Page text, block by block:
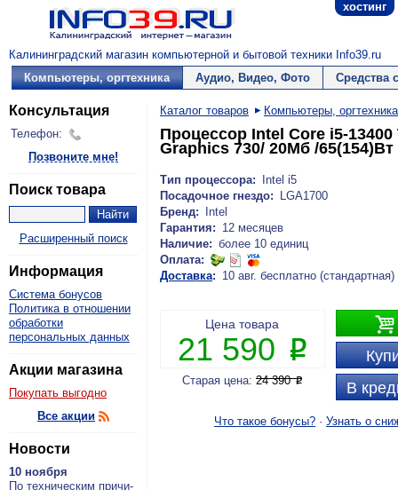
хостинг
Калининградский магазин компьютерной и бытовой техники Info39.ru
Компьютеры, оргтехника
Аудио, Видео, Фото Средства
Консультация
Телефон:
Позвоните мне!
Поиск товара
Расширенный поиск
Информация
Система бонусов
Политика в отношении
обработки
персональных данных
Акции магазина
Покупать выгодно
Все акции
Новости
10 ноября
По тех­ни­че­ским при­чи­
Каталог товаров Компьютеры, оргтехника
Процессор Intel Core i5-13400
Graphics 730/ 20Мб /65(154)Вт
Тип процессора:
Intel i5
Посадочное гнездо:
LGA1700
Бренд:
Intel
Гарантия: 12 месяцев
Наличие: более 10 единиц
Оплата:
Доставка: 10 авг. бесплатно (стандартная)

В
Цена товара
21 590 P
Старая цена:24 390P
Что такое бонусы? · Узнать о